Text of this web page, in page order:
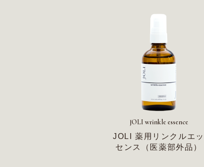
JOLI wrinkle essence
JOLI 薬用リンクルエッ
センス（医薬部外品）